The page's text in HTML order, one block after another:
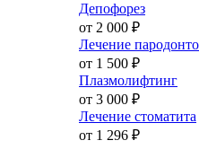
Депофорез
от 2 000 ₽
Лечение
от 1 500 ₽
Плазмолифтинг
от 3 000 ₽
Лечение стоматита
от 1 296 ₽